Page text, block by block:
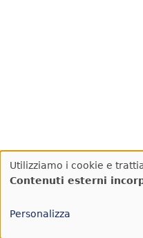
Utilizzo
dati
Utilizziamo i cookie e
Contenuti esterni
Personalizza